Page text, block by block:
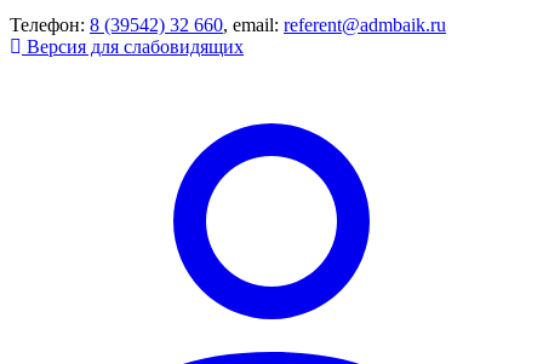
Телефон: 8 (39542) 32 660, email: referent@admbaik.ru
Версия для слабовидящих